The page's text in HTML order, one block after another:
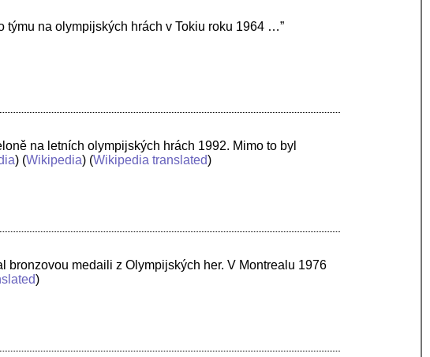
týmu na olympijských hrách v Tokiu roku 1964 …”
na letních olympijských hrách 1992. Mimo to byl
) (Wikipedia) (Wikipedia translated)
bronzovou medaili z Olympijských her. V Montrealu 1976
)